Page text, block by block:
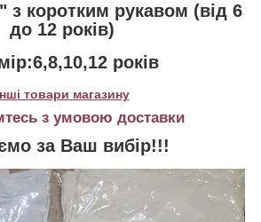
з коротким рукавом (від 6
до 12 років)
років
товари магазину
з умовою доставки
за Ваш вибір!!!